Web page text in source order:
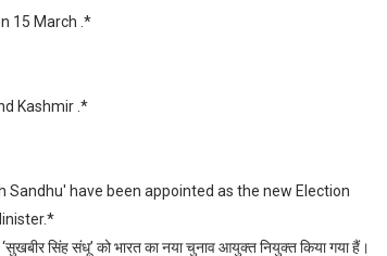
15 March .*
Kashmir .*
have been appointed as the new Election
सिंह संधू’ को भारत का नया चुनाव आयुक्त नियुक्त किया गया हैं।